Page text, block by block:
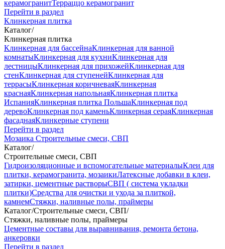
керамогранитТерраццо керамогранит
Перейти в раздел
Клинкерная плитка
Каталог/
Клинкерная плитка
Клинкерная для бассейнаКлинкерная для ванной
комнатыКлинкерная для кухниКлинкерная для
лестницыКлинкерная для прихожейКлинкерная для
стенКлинкерная для ступенейКлинкерная для
террасыКлинкерная коричневаяКлинкерная
краснаяКлинкерная напольнаяКлинкерная плитка
ИспанияКлинкерная плитка ПольшаКлинкерная под
деревоКлинкерная под каменьКлинкерная сераяКлинкерная
фасаднаяКлинкерные ступени
Перейти в раздел
Мозаика Строительные смеси, СВП
Каталог/
Строительные смеси, СВП
Гидроизоляционные и вспомогательные материалыКлеи для
плитки, керамогранита, мозаикиЛатексные добавки в клеи,
затирки, цементные растворыСВП ( система укладки
плитки)Средства для очистки и ухода за плиткой,
камнемСтяжки, наливные полы, праймеры
Каталог/Строительные смеси, СВП/
Стяжки, наливные полы, праймеры
Цементные составы для выравнивания, ремонта бетона,
анкеровки
Перейти в раздел